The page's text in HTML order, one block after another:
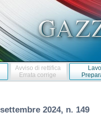
Avviso di rettifica
Errata corrige
2024, n. 149